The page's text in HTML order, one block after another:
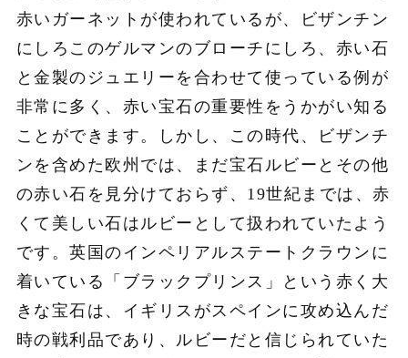
赤いガーネットが使われているが、ビザンチン
にしろこのゲルマンのブローチにしろ、赤い石
と金製のジュエリーを合わせて使っている例が
非常に多く、赤い宝石の重要性をうかがい知る
ことができます。しかし、この時代、ビザンチ
ンを含めた欧州では、まだ宝石ルビーとその他
の赤い石を見分けておらず、19世紀までは、赤
くて美しい石はルビーとして扱われていたよう
です。英国のインペリアルステートクラウンに
着いている「ブラックプリンス」という赤く大
きな宝石は、イギリスがスペインに攻め込んだ
時の戦利品であり、ルビーだと信じられていた